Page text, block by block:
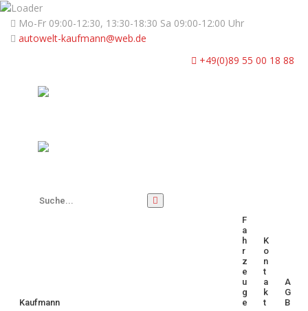
Mo-Fr 09:00-12:30, 13:30-18:30 Sa 09:00-12:00 Uhr
autowelt-kaufmann@web.de
+49(0)89 55 00 18 88
Kaufmann
F
A
H
R
Z
E
U
G
E
K
O
N
T
A
K
T
A
G
B